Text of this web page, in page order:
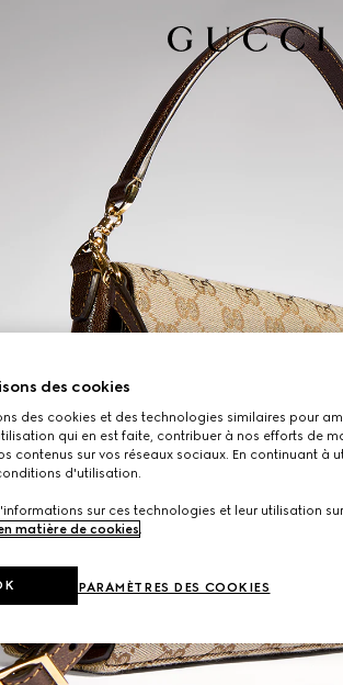
des cookies
des cookies et des technologies similaires pour
qui en est faite, contribuer à nos efforts de
contenus sur vos réseaux sociaux. En continuant à
d'utilisation.
sur ces technologies et leur utilisation
matière de cookies
PARAMÈTRES DES COOKIES